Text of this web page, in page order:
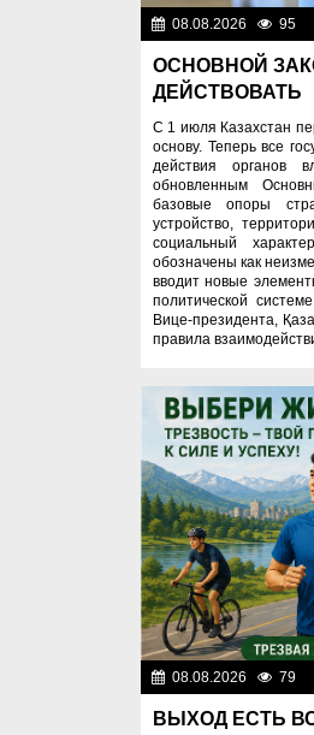
08.08.2026 95
ОСНОВНОЙ
ДЕЙСТВОВАТЬ
С 1 июля Казахстан
основу. Теперь все
действия органов
обновленным
базовые опоры
устройство,
социальный
обозначены как
вводит новые
политической
Вице-президента,
правила
08.08.2026 79
ВЫХОД ЕСТЬ